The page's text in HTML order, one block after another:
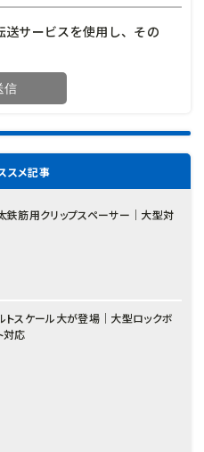
サービスを使用し、その
スメ記事
鉄筋用クリップスペーサー｜大型対
トスケール大が登場｜大型ロックボ
対応